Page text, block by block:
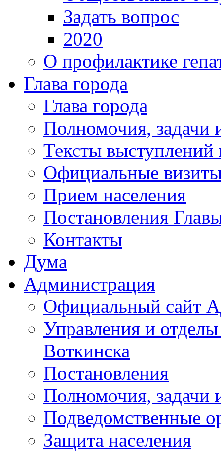
Задать вопрос
2020
О профилактике
Глава города
Глава города
Полномочия, задачи
Тексты выступлений
Официальные
Прием населения
Постановления
Контакты
Дума
Администрация
Официальный сайт
Управления и
Воткинска
Постановления
Полномочия, задачи
Подведомственные
Защита населения